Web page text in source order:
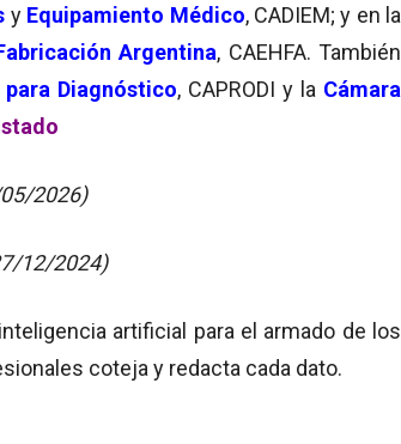
y Equipamiento Médico, CADIEM; y en la
Argentina, CAEHFA. También
para Diagnóstico, CAPRODI y la Cámara
2026)
12/2024)
artificial para el armado de los
coteja y redacta cada dato.